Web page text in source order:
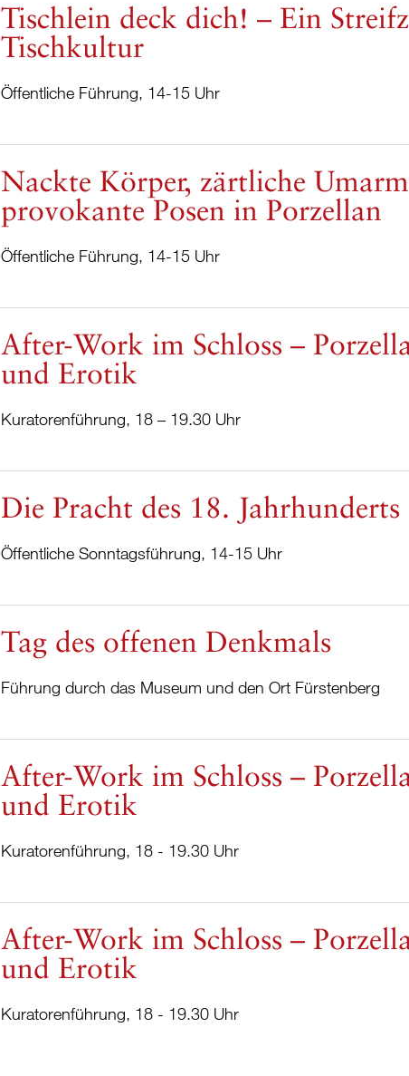
Tischlein deck dich! – Ein
Tischkultur
Öffentliche Führung, 14-15 Uhr
Nackte Körper, zärtliche
provokante Posen in Porzellan
Öffentliche Führung, 14-15 Uhr
After-Work im Schloss –
und Erotik
Kuratorenführung, 18 – 19.30 Uhr
Die Pracht des 18. Jahrhunderts
Öffentliche Sonntagsführung, 14-15 Uhr
Tag des offenen Denkmals
Führung durch das Museum und den Ort Fürstenberg
After-Work im Schloss –
und Erotik
Kuratorenführung, 18 - 19.30 Uhr
After-Work im Schloss –
und Erotik
Kuratorenführung, 18 - 19.30 Uhr